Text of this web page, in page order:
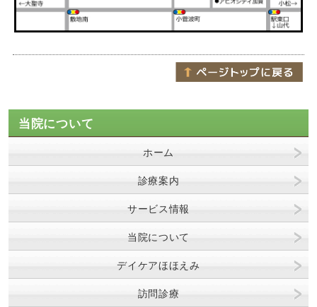
当院について
ホーム
診療案内
サービス情報
当院について
デイケアほほえみ
訪問診療